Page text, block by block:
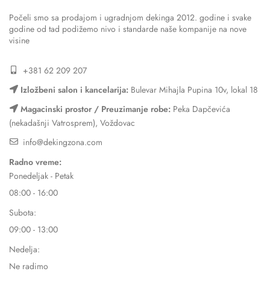
Počeli smo sa prodajom i ugradnjom dekinga 2012. godine i svake
godine od tad podižemo nivo i standarde naše kompanije na nove
visine
+381 62 209 207
Izložbeni salon i kancelarija: Bulevar Mihajla Pupina 10v, lokal 18
Magacinski prostor / Preuzimanje robe: Peka Dapčevića
(nekadašnji Vatrosprem), Voždovac
info@dekingzona.com
Radno vreme:
Ponedeljak - Petak
08:00 - 16:00
Subota:
09:00 - 13:00
Nedelja:
Ne radimo